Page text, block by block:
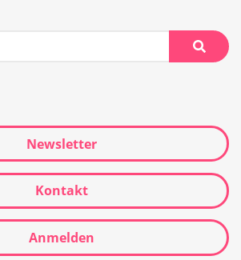
Newsletter
Kontakt
Anmelden